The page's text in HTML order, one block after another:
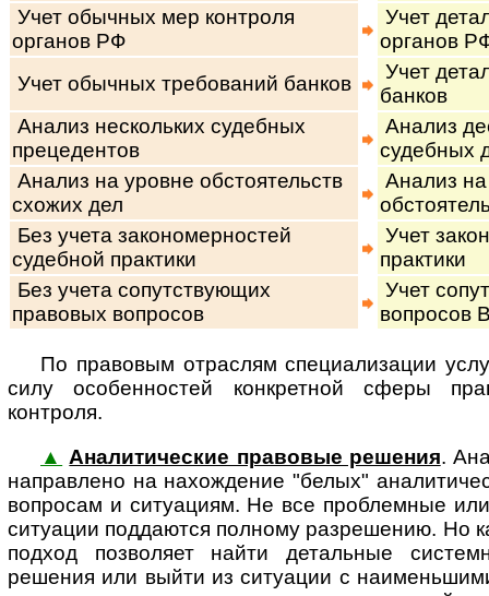
Учет обычных мер контроля
органов РФ
Учет
органов
Учет обычных требований банков
Учет
банков
Анализ нескольких судебных
прецедентов
Анализ
судебных
Анализ на уровне обстоятельств
схожих дел
Анализ
Без учета закономерностей
судебной практики
Учет
практики
Без учета сопутствующих
правовых вопросов
Учет
вопросов
По правовым отраслям специализации
си­лу осо­бен­нос­тей кон­к­рет­ной сфе­ры
контроля.
▲ Аналитические правовые решения.
на­п­рав­ле­но на на­хож­де­ние "белых"
вопросам и ситуациям. Не все проблемные
ситуации поддаются полному разрешению. Но
подход позволяет найти детальные
решения или выйти из ситуации с